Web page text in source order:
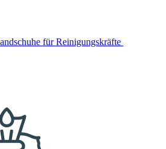
für Reinigungskräfte